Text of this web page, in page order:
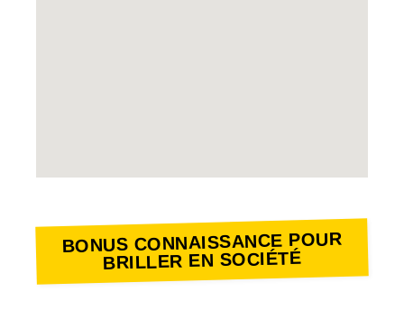
BONUS CONNAISSANCE POUR
BRILLER EN SOCIÉTÉ